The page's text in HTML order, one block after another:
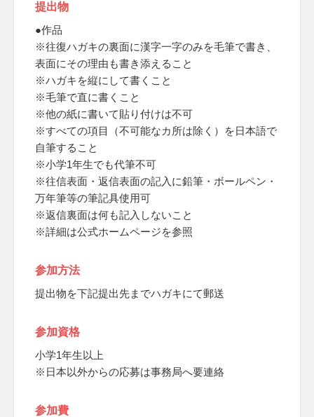
提出物
●作品
※往復ハガキの裏面に漢字一字のみを毛筆で書き、
表面にその理由も書き添えること
※ハガキを縦にして書くこと
※毛筆で直に書くこと
※他の紙に書いて貼り付けは不可
※すべての項目（不可能なカ所は除く）を日本語で
自筆すること
※小学1年生でも代筆不可
※往信表面・返信表面の記入に鉛筆・ボールペン・
万年筆等の筆記具使用可
※返信裏面は何も記入しないこと
※詳細は公式ホームページを参照
参加方法
提出物を下記提出先までハガキにて郵送
参加資格
小学1年生以上
※日本以外からの応募は事務局へ要連絡
参加費